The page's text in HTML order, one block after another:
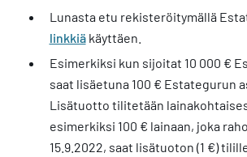
Lunasta etu rekisteröitymällä
linkkiäkäyttäen.
Esimerkiksi kun sijoitat 10 000 €
saat lisäetuna 100 € Estategurun
Lisätuotto tilitetään
esimerkiksi 100 € lainaan, joka
15.9.2022, saat lisätuoton (1 €)